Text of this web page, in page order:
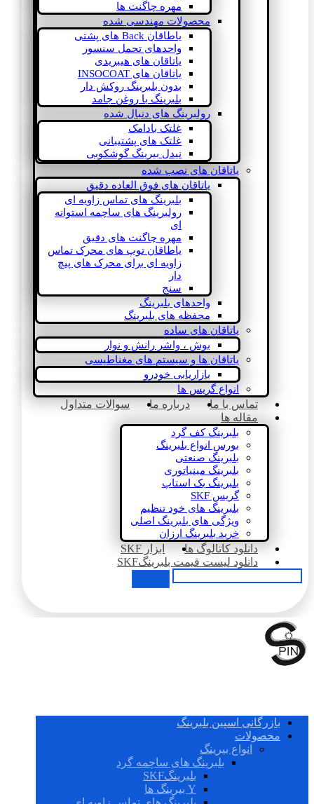
مهره چاگنت ها
محصولات مهندسی شده
یاطاقان Back های پشتی
واحدهای تحمل سنسور
یاتاقان های هیبریدی
یاتاقان های INSOCOAT
بدون بلبرینگ روکش دار
بلبرینگ با روغن جامد
رولبرینگ های دنبال شده
غلتک بادامک
غلتک های پشتیبانی
نیدل بیرینگ گوشکوبی
یاتاقان های نصب شده
یاتاقان های فوق العاده دقیق
بلبرینگ های تماس زاویه ای
رولبرینگ های ساچمه استوانه
ای
مهره چاگنت های دقیق
یاطاقان توپ های محرک تماس
زاویه ای برای محرک های پیچ
دار
سنج
واحدهای بلبرینگ
محفظه های بلبرینگ
یاتاقان های ساده
بوش ، واشر رانش و نوار
یاتاقان ها و سیستم های مغناطیسی
بازاریابی خودرو
انواع گریس ها
تماس با ما درباره ما
سوالات متداول
مقاله ها
بلبرینگ کف گرد
بورس انواع بلبرینگ
بلبرینگ صنعتی
بلبرینگ مینیاتوری
بلبرینگ بک استاپ
گریس SKF
بلبرینگ های خود تنظیم
ویژگی های بلبرینگ اصلی
خرید بلبرینگ ارزان
دانلود کاتالوگ ها
ابزار SKF
دانلود لیست قیمت بلبرینگSKF
بازرگانی اسپین بلبرینگ
محصولات
انواع بیرینگ
بلبرینگ های ساچمه گرد
بلبرینگSKF
Y بیرینگ ها